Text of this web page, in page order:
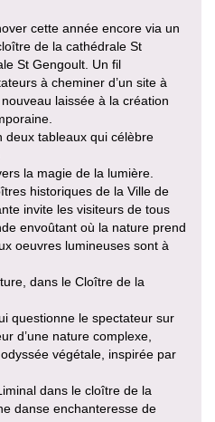
cette année encore via un
de la cathédrale St
St Gengoult. Un fil
à cheminer d’un site à
laissée à la création
deux tableaux qui célèbre
la magie de la lumière.
historiques de la Ville de
invite les visiteurs de tous
envoûtant où la nature prend
oeuvres lumineuses sont à
dans le Cloître de la
questionne le spectateur sur
d’une nature complexe,
végétale, inspirée par
dans le cloître de la
danse enchanteresse de